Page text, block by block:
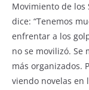
Movimiento de los
dice: “Tenemos
enfrentar a los
no se movilizó. Se
más organizados.
viendo novelas en